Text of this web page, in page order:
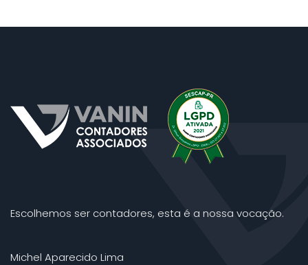
Escolhemos ser contadores, esta é a nossa vocação.
Michel Aparecido Lima